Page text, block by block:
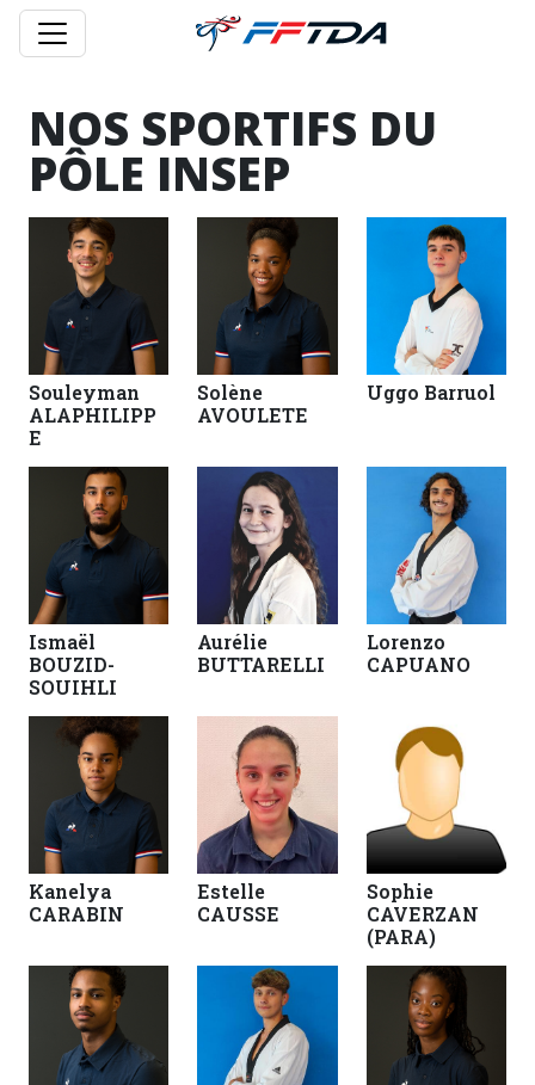
NOS SPORTIFS DU
PÔLE INSEP
Souleyman
ALAPHILIPP
E
Solène
AVOULETE
Uggo Barruol
Ismaël
BOUZID-
SOUIHLI
Aurélie
BUTTARELLI
Lorenzo
CAPUANO
Kanelya
CARABIN
Estelle
CAUSSE
Sophie
CAVERZAN
(PARA)